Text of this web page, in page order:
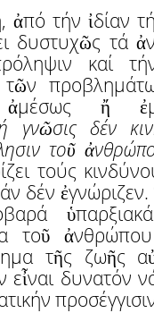
ἀπό τήν ἰδίαν
δυστυχῶς τά
καί
ἀμέσως ἤ
γνῶσις δέν
ιν τοῦ ἀ
τούς
δέν
τοῦ
τῆς ζωῆς
εἶναι δυνατόν